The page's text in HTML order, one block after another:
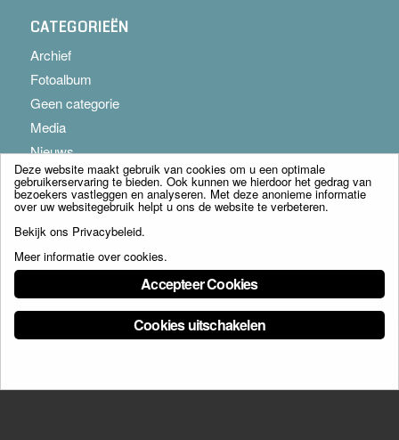
CATEGORIEËN
Archief
Fotoalbum
Geen categorie
Media
Nieuws
© Copyright - Franciscus Huis Weert B.V. - webdesign:
Deze website maakt gebruik van cookies om u een optimale
gebruikerservaring te bieden. Ook kunnen we hierdoor het gedrag van
bezoekers vastleggen en analyseren. Met deze anonieme informatie
over uw websitegebruik helpt u ons de website te verbeteren.
Bekijk ons Privacybeleid.
Meer informatie over cookies.
Accepteer Cookies
Cookies uitschakelen